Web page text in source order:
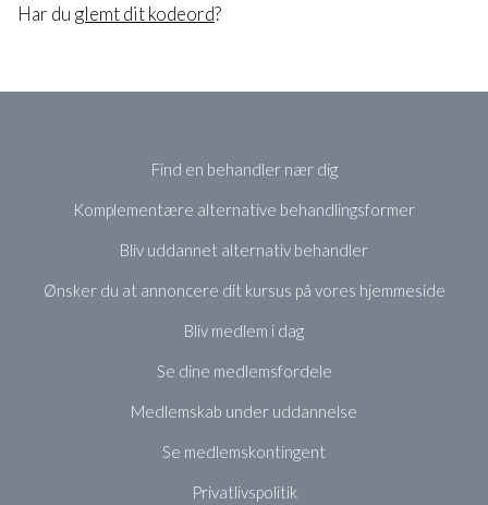
Har du glemt dit kodeord?
Find en behandler nær dig
Komplementære alternative behandlingsformer
Bliv uddannet alternativ behandler
Ønsker du at annoncere dit kursus på vores hjemmeside
Bliv medlem i dag
Se dine medlemsfordele
Medlemskab under uddannelse
Se medlemskontingent
Privatlivspolitik